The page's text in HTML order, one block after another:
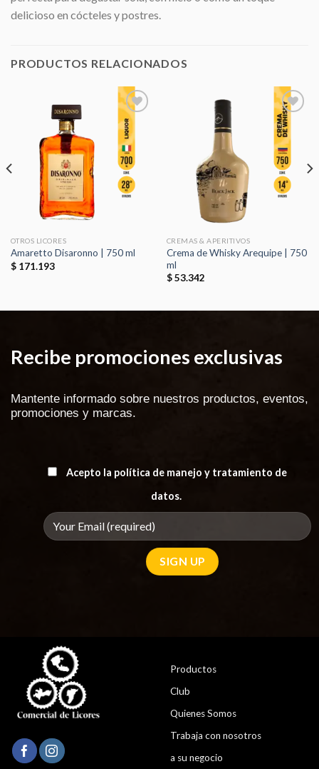
delicioso en cócteles y postres.
PRODUCTOS RELACIONADOS
Añadir
a la
lista de
deseos
OTROS LICORES
Amaretto Disaronno | 750 ml
$171.193
Añadir
a la
lista de
deseos
CREMAS & APERITIVOS
Crema de Whisky Arequipe | 750
ml
$53.342
Recibe promociones exclusivas
Mantente informado sobre nuestros productos, eventos,
promociones y marcas.
Acepto la política de manejo y tratamiento de
datos.
Productos
Club
Quienes Somos
Trabaja con nosotros
a su negocio